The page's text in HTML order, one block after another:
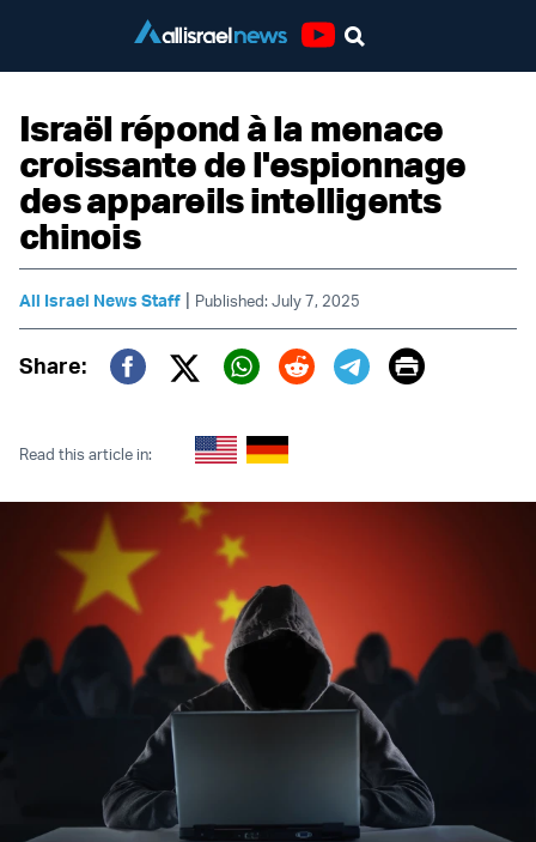
Israël répond à la menace
croissante de l'espionnage
des appareils intelligents
chinois
All Israel News Staff | Published: July 7, 2025
Share:
Twitter (X)
Print
Read this article in: